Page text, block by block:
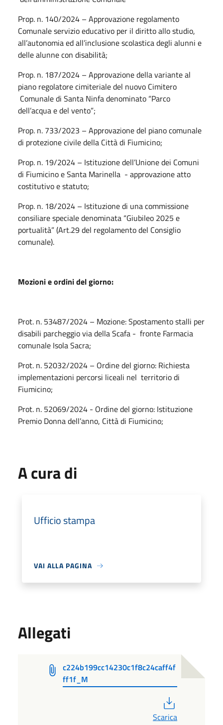
Prop. n. 140/2024 – Approvazione regolamento
Comunale servizio educativo per il diritto allo studio,
all’autonomia ed all’inclusione scolastica degli alunni e
delle alunne con disabilità;
Prop. n. 187/2024 – Approvazione della variante al
piano regolatore cimiteriale del nuovo Cimitero
Comunale di Santa Ninfa denominato “Parco
dell’acqua e del vento”;
Prop. n. 733/2023 – Approvazione del piano comunale
di protezione civile della Città di Fiumicino;
Prop. n. 19/2024 – Istituzione dell’Unione dei Comuni
di Fiumicino e Santa Marinella - approvazione atto
costitutivo e statuto;
Prop. n. 18/2024 – Istituzione di una commissione
consiliare speciale denominata “Giubileo 2025 e
portualità” (Art.29 del regolamento del Consiglio
comunale).
Mozioni e ordini del giorno:
Prot. n. 53487/2024 – Mozione: Spostamento stalli per
disabili parcheggio via della Scafa - fronte Farmacia
comunale Isola Sacra;
Prot. n. 52032/2024 – Ordine del giorno: Richiesta
implementazioni percorsi liceali nel territorio di
Fiumicino;
Prot. n. 52069/2024 - Ordine del giorno: Istituzione
Premio Donna dell’anno, Città di Fiumicino;
A cura di
Ufficio stampa
VAI ALLA PAGINA
Allegati
c224b199cc14230c1f8c24caff4f
ff1f_M
Scarica